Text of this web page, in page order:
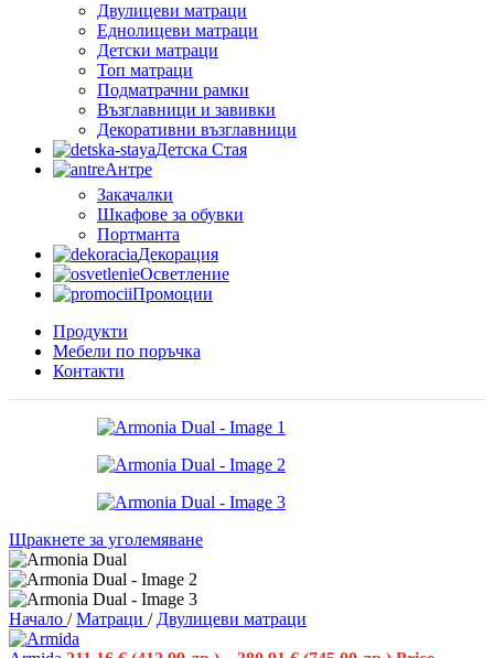
Двулицеви матраци
Еднолицеви матраци
Детски матраци
Топ матраци
Подматрачни рамки
Възглавници и завивки
Декоративни възглавници
Детска Стая
Антре
Закачалки
Шкафове за обувки
Портманта
Декорация
Осветление
Промоции
Продукти
Мебели по поръчка
Контакти
Щракнете за уголемяване
Начало / Матраци / Двулицеви матраци